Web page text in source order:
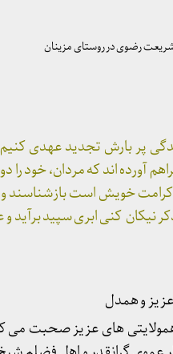
شریعت رضوی در روستای مزینان
زندگی پر بارش تجدید عهدی
آورده اند که مردان، خود را
کرامت خویش است بازشناسند و
نیکان کنی ابری سپید برآید
و همدل
های عزیز صحبت می